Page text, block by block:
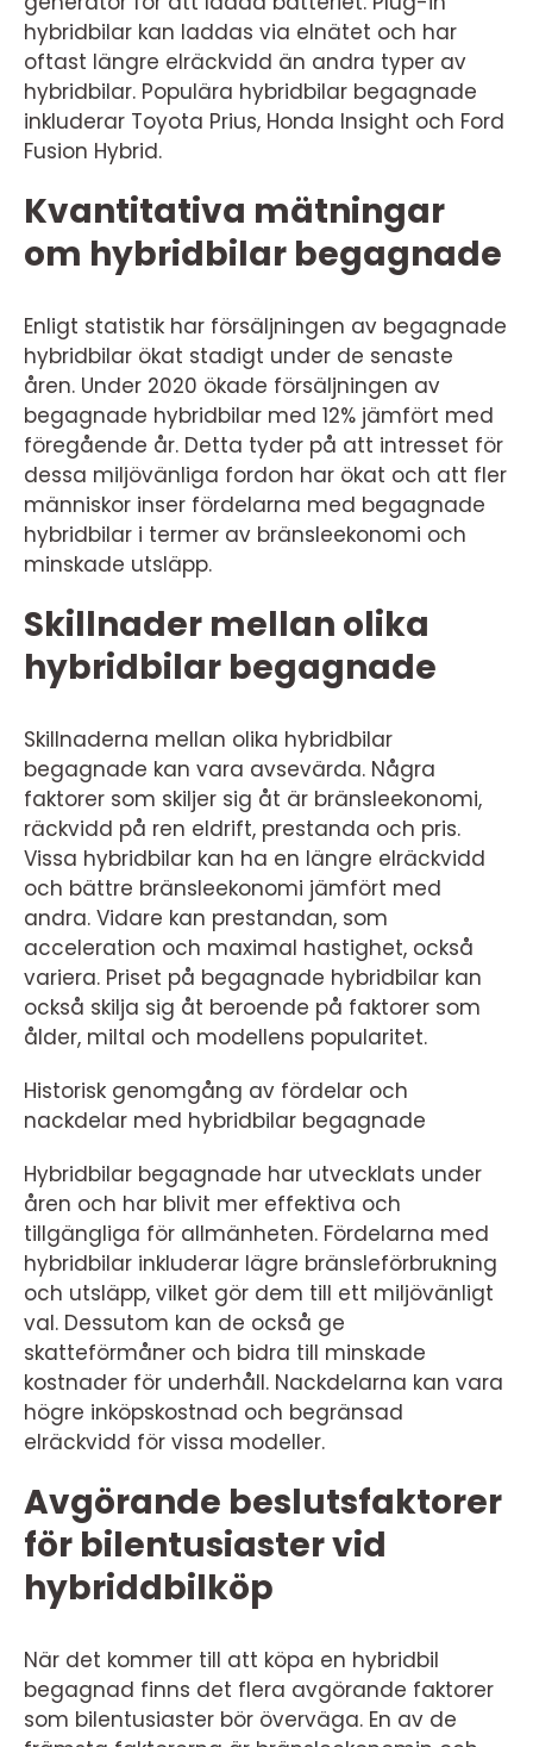
hybridbilar kan laddas via elnätet och har
oftast längre elräckvidd än andra typer av
hybridbilar. Populära hybridbilar begagnade
inkluderar Toyota Prius, Honda Insight och Ford
Fusion Hybrid.
Kvantitativa mätningar
om hybridbilar begagnade
Enligt statistik har försäljningen av begagnade
hybridbilar ökat stadigt under de senaste
åren. Under 2020 ökade försäljningen av
begagnade hybridbilar med 12% jämfört med
föregående år. Detta tyder på att intresset för
dessa miljövänliga fordon har ökat och att fler
människor inser fördelarna med begagnade
hybridbilar i termer av bränsleekonomi och
minskade utsläpp.
Skillnader mellan olika
hybridbilar begagnade
Skillnaderna mellan olika hybridbilar
begagnade kan vara avsevärda. Några
faktorer som skiljer sig åt är bränsleekonomi,
räckvidd på ren eldrift, prestanda och pris.
Vissa hybridbilar kan ha en längre elräckvidd
och bättre bränsleekonomi jämfört med
andra. Vidare kan prestandan, som
acceleration och maximal hastighet, också
variera. Priset på begagnade hybridbilar kan
också skilja sig åt beroende på faktorer som
ålder, miltal och modellens popularitet.
Historisk genomgång av fördelar och
nackdelar med hybridbilar begagnade
Hybridbilar begagnade har utvecklats under
åren och har blivit mer effektiva och
tillgängliga för allmänheten. Fördelarna med
hybridbilar inkluderar lägre bränsleförbrukning
och utsläpp, vilket gör dem till ett miljövänligt
val. Dessutom kan de också ge
skatteförmåner och bidra till minskade
kostnader för underhåll. Nackdelarna kan vara
högre inköpskostnad och begränsad
elräckvidd för vissa modeller.
Avgörande beslutsfaktorer
för bilentusiaster vid
hybriddbilköp
När det kommer till att köpa en hybridbil
begagnad finns det flera avgörande faktorer
som bilentusiaster bör överväga. En av de